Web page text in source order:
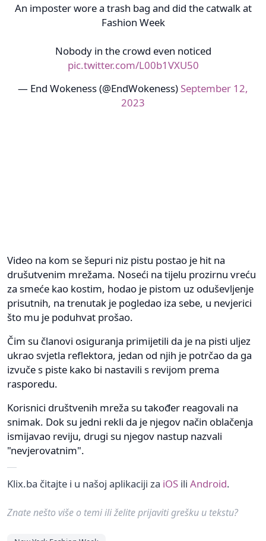
An imposter wore a trash bag and did the catwalk at
Fashion Week
Nobody in the crowd even noticed
pic.twitter.com/L00b1VXU50
— End Wokeness (@EndWokeness) September 12,
2023
Video na kom se šepuri niz pistu postao je hit na
drušutvenim mrežama. Noseći na tijelu prozirnu vreću
za smeće kao kostim, hodao je pistom uz oduševljenje
prisutnih, na trenutak je pogledao iza sebe, u nevjerici
što mu je poduhvat prošao.
Čim su članovi osiguranja primijetili da je na pisti uljez
ukrao svjetla reflektora, jedan od njih je potrčao da ga
izvuče s piste kako bi nastavili s revijom prema
rasporedu.
Korisnici društvenih mreža su također reagovali na
snimak. Dok su jedni rekli da je njegov način oblačenja
ismijavao reviju, drugi su njegov nastup nazvali
"nevjerovatnim".
Klix.ba čitajte i u našoj aplikaciji za iOS ili Android.
Znate nešto više o temi ili želite prijaviti grešku u tekstu?